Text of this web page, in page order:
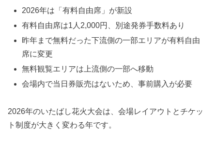
2026年は「有料自由席」が新設
有料自由席は1人2,000円、別途発券手数料あり
昨年まで無料だった下流側の一部エリアが有料自由
席に変更
無料観覧エリアは上流側の一部へ移動
会場内で当日券販売はないため、事前購入が必要
2026年のいたばし花火大会は、会場レイアウトとチケッ
ト制度が大きく変わる年です。